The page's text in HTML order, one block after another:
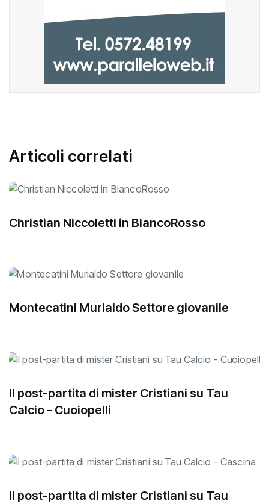
Articoli correlati
Christian Niccoletti in BiancoRosso
Montecatini Murialdo Settore giovanile
Il post-partita di mister Cristiani su Tau
Calcio - Cuoiopelli
Il post-partita di mister Cristiani su Tau